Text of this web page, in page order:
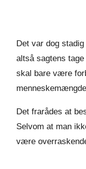
Det var dog
altså sagtens
skal bare være
Det frarådes at
Selvom at man
være